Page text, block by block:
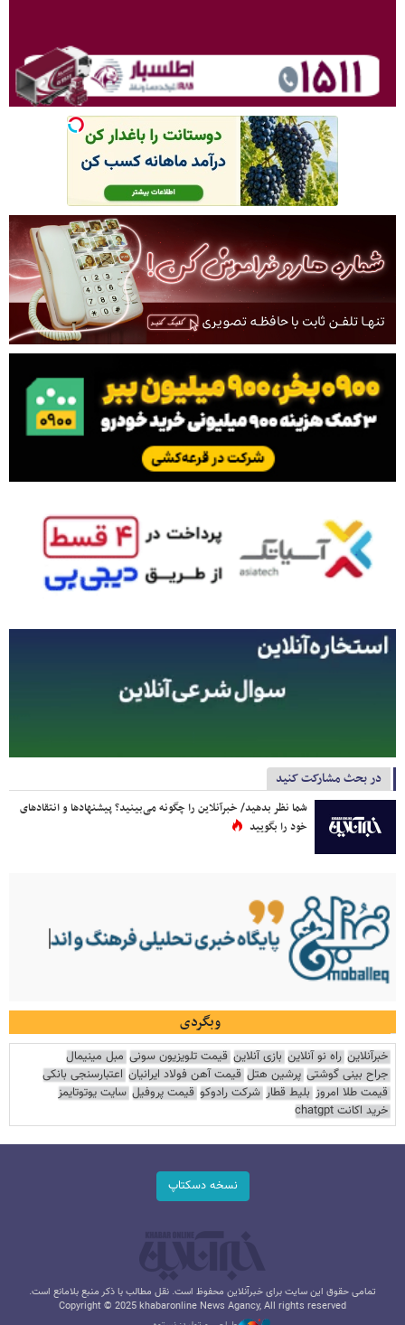
در بحث مشارکت کنید
شما نظر بدهید/ خبرآنلاین را چگونه می‌بینید؟ پیشنهادها و انتقادهای
خود را بگویید
وبگردی
خبرآنلاین راه نو آنلاین بازی آنلاین قیمت تلویزیون سونی مبل مینیمال
جراح بینی گوشتی پرشین هتل قیمت آهن فولاد ایرانیان اعتبارسنجی بانکی
قیمت طلا امروز بلیط قطار شرکت رادوکو قیمت پروفیل سایت یوتوتایمز
خرید اکانت chatgpt
نسخه دسکتاپ
تمامی حقوق این سایت برای خبرآنلاین محفوظ است. نقل مطالب با ذکر منبع بلامانع است.
Copyright © 2025 khabaronline News Agancy, All rights reserved